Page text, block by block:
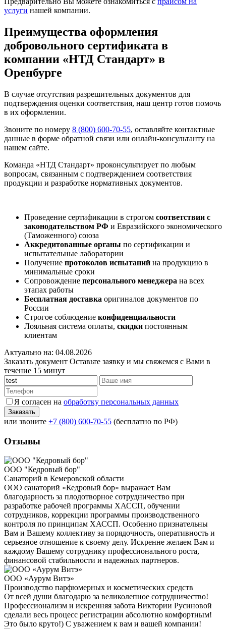
услуги нашей компании.
Преимущества оформления
добровольного сертификата в
компании «НТД Стандарт» в
Оренбурге
В случае отсутствия разрешительных документов для
подтверждения оценки соответствия, наш центр готов помочь
в их оформлении.
Звоните по номеру 8 (800) 600-70-55, оставляйте контактные
данные в форме обратной связи или онлайн-консультанту на
нашем сайте.
Команда «НТД Стандарт» проконсультирует по любым
вопросам, связанным с подтверждением соответствия
продукции и разработке нормативных документов.
Проведение сертификации в строгом соответствии с
законодательством РФ и Евразийского экономического
(Таможенного) союза
Аккредитованные органы по сертификации и
испытательные лаборатории
Получение протоколов испытаний на продукцию в
минимальные сроки
Сопровождение персонального менеджера на всех
этапах работы
Бесплатная доставка оригиналов документов по
России
Строгое соблюдение конфиденциальности
Лояльная система оплаты, скидки постоянным
клиентам
Актуально на: 04.08.2026
Заказать документ Оставьте заявку и мы свяжемся с Вами в
течение 15 минут
Я согласен на обработку персональных данных
или звоните +7 (800) 600-70-55 (бесплатно по РФ)
Отзывы
ООО "Кедровый бор"
Санаторий в Кемеровской области
ООО санаторий «Кедровый бор» выражает Вам
благодарность за плодотворное сотрудничество при
разработке рабочей программы ХАССП, обучении
сотрудников, коррекции программы производственного
контроля по принципам ХАССП. Особенно признательны
Вам и Вашему коллективу за порядочность, оперативность и
серьезное отношение к своему делу. Искренне желаем Вам и
каждому Вашему сотруднику профессионального роста,
финансовой стабильности и надежных партнеров.
ООО «Аурум Витэ»
Производство парфюмерных и косметических средств
От всей души благодарю за великолепное сотрудничество!
Профессионализм и искренняя забота Виктории Русиновой
сделали весь процесс регистрации абсолютно комфортным!
Это было круто!) С уважением к вам и вашей компании!